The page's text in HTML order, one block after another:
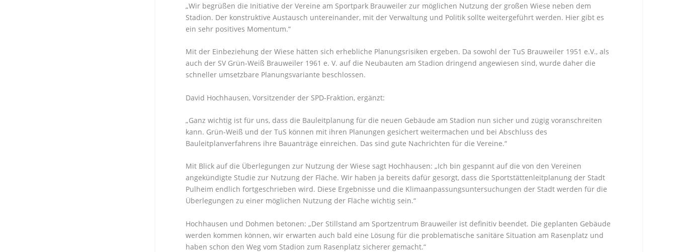
„Wir begrüßen die Initiative der Vereine am Sportpark Brauweiler zur möglichen Nutzung der großen Wiese neben dem
Stadion. Der konstruktive Austausch untereinander, mit der Verwaltung und Politik sollte weitergeführt werden. Hier gibt es
ein sehr positives Momentum.“
Mit der Einbeziehung der Wiese hätten sich erhebliche Planungsrisiken ergeben. Da sowohl der TuS Brauweiler 1951 e.V., als
auch der SV Grün-Weiß Brauweiler 1961 e. V. auf die Neubauten am Stadion dringend angewiesen sind, wurde daher die
schneller umsetzbare Planungsvariante beschlossen.
David Hochhausen, Vorsitzender der SPD-Fraktion, ergänzt:
„Ganz wichtig ist für uns, dass die Bauleitplanung für die neuen Gebäude am Stadion nun sicher und zügig voranschreiten
kann. Grün-Weiß und der TuS können mit ihren Planungen gesichert weitermachen und bei Abschluss des
Bauleitplanverfahrens ihre Bauanträge einreichen. Das sind gute Nachrichten für die Vereine.“
Mit Blick auf die Überlegungen zur Nutzung der Wiese sagt Hochhausen: „Ich bin gespannt auf die von den Vereinen
angekündigte Studie zur Nutzung der Fläche. Wir haben ja bereits dafür gesorgt, dass die Sportstättenleitplanung der Stadt
Pulheim endlich fortgeschrieben wird. Diese Ergebnisse und die Klimaanpassungsuntersuchungen der Stadt werden für die
Überlegungen zu einer möglichen Nutzung der Fläche wichtig sein.“
Hochhausen und Dohmen betonen: „Der Stillstand am Sportzentrum Brauweiler ist definitiv beendet. Die geplanten Gebäude
werden kommen können, wir erwarten auch bald eine Lösung für die problematische sanitäre Situation am Rasenplatz und
haben schon den Weg vom Stadion zum Rasenplatz sicherer gemacht.“